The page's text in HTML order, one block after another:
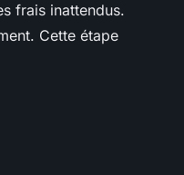
frais inattendus.
Cette étape